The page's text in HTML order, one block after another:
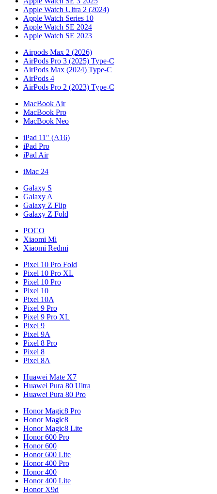
Apple Watch Ultra 2 (2024)
Apple Watch Series 10
Apple Watch SE 2024
Apple Watch SE 2023
Airpods Max 2 (2026)
AirPods Pro 3 (2025) Type-C
AirPods Max (2024) Type-C
AirPods 4
AirPods Pro 2 (2023) Type-C
MacBook Air
MacBook Pro
MacBook Neo
iPad 11" (A16)
iPad Pro
iPad Air
iMac 24
Galaxy S
Galaxy A
Galaxy Z Flip
Galaxy Z Fold
POCO
Xiaomi Mi
Xiaomi Redmi
Pixel 10 Pro Fold
Pixel 10 Pro XL
Pixel 10 Pro
Pixel 10
Pixel 10A
Pixel 9 Pro
Pixel 9 Pro XL
Pixel 9
Pixel 9A
Pixel 8 Pro
Pixel 8
Pixel 8A
Huawei Mate X7
Huawei Pura 80 Ultra
Huawei Pura 80 Pro
Honor Magic8 Pro
Honor Magic8
Honor Magic8 Lite
Honor 600 Pro
Honor 600
Honor 600 Lite
Honor 400 Pro
Honor 400
Honor 400 Lite
Honor X9d